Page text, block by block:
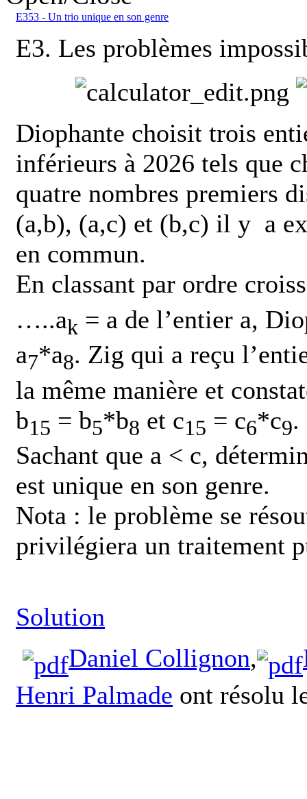
E353 - Un trio unique en son genre
E3. Les problèmes
Diophante choisit trois
inférieurs à 2026 tels que
quatre nombres premiers
(a,b), (a,c) et (b,c) il y a
en commun.
En classant par ordre
…..ak = a de l’entier a,
a7*a8. Zig qui a reçu
la même manière et
b15 = b5*b8 et c15 = c6*c9.
Sachant que a < c,
est unique en son genre.
Nota : le problème se
privilégiera un traitement
Solution
Daniel Collignon,
Henri Palmade ont résolu